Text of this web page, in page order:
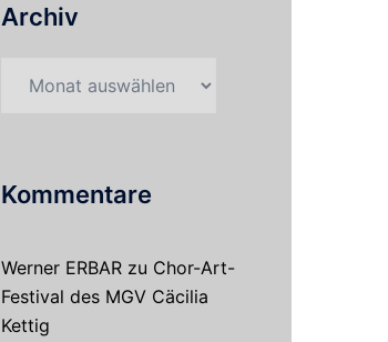
Archiv
Kommentare
Werner ERBARzu Chor-Art-
Festival des MGV Cäcilia
Kettig